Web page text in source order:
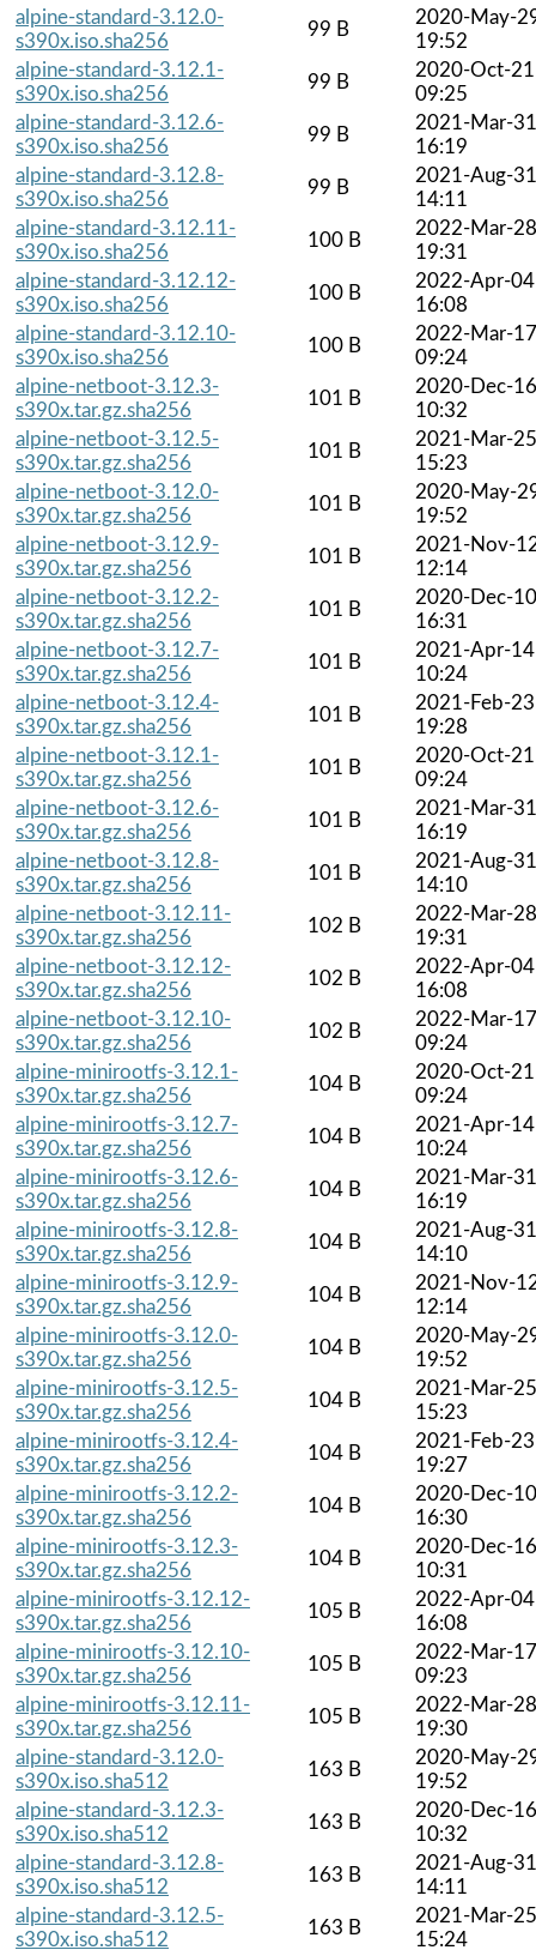
alpine-standard-3.12.0-
s390x.iso.sha256
99 B
2020-May-
19:52
alpine-standard-3.12.1-
s390x.iso.sha256
99 B
2020-Oct-21
09:25
alpine-standard-3.12.6-
s390x.iso.sha256
99 B
2021-Mar-31
16:19
alpine-standard-3.12.8-
s390x.iso.sha256
99 B
2021-Aug-31
14:11
alpine-standard-3.12.11-
s390x.iso.sha256
100 B
2022-Mar-28
19:31
alpine-standard-3.12.12-
s390x.iso.sha256
100 B
2022-Apr-04
16:08
alpine-standard-3.12.10-
s390x.iso.sha256
100 B
2022-Mar-17
09:24
alpine-netboot-3.12.3-
s390x.tar.gz.sha256
101 B
2020-Dec-16
10:32
alpine-netboot-3.12.5-
s390x.tar.gz.sha256
101 B
2021-Mar-25
15:23
alpine-netboot-3.12.0-
s390x.tar.gz.sha256
101 B
2020-May-
19:52
alpine-netboot-3.12.9-
s390x.tar.gz.sha256
101 B
2021-Nov-
12:14
alpine-netboot-3.12.2-
s390x.tar.gz.sha256
101 B
2020-Dec-10
16:31
alpine-netboot-3.12.7-
s390x.tar.gz.sha256
101 B
2021-Apr-14
10:24
alpine-netboot-3.12.4-
s390x.tar.gz.sha256
101 B
2021-Feb-23
19:28
alpine-netboot-3.12.1-
s390x.tar.gz.sha256
101 B
2020-Oct-21
09:24
alpine-netboot-3.12.6-
s390x.tar.gz.sha256
101 B
2021-Mar-31
16:19
alpine-netboot-3.12.8-
s390x.tar.gz.sha256
101 B
2021-Aug-31
14:10
alpine-netboot-3.12.11-
s390x.tar.gz.sha256
102 B
2022-Mar-28
19:31
alpine-netboot-3.12.12-
s390x.tar.gz.sha256
102 B
2022-Apr-04
16:08
alpine-netboot-3.12.10-
s390x.tar.gz.sha256
102 B
2022-Mar-17
09:24
alpine-minirootfs-3.12.1-
s390x.tar.gz.sha256
104 B
2020-Oct-21
09:24
alpine-minirootfs-3.12.7-
s390x.tar.gz.sha256
104 B
2021-Apr-14
10:24
alpine-minirootfs-3.12.6-
s390x.tar.gz.sha256
104 B
2021-Mar-31
16:19
alpine-minirootfs-3.12.8-
s390x.tar.gz.sha256
104 B
2021-Aug-31
14:10
alpine-minirootfs-3.12.9-
s390x.tar.gz.sha256
104 B
2021-Nov-
12:14
alpine-minirootfs-3.12.0-
s390x.tar.gz.sha256
104 B
2020-May-
19:52
alpine-minirootfs-3.12.5-
s390x.tar.gz.sha256
104 B
2021-Mar-25
15:23
alpine-minirootfs-3.12.4-
s390x.tar.gz.sha256
104 B
2021-Feb-23
19:27
alpine-minirootfs-3.12.2-
s390x.tar.gz.sha256
104 B
2020-Dec-10
16:30
alpine-minirootfs-3.12.3-
s390x.tar.gz.sha256
104 B
2020-Dec-16
10:31
alpine-minirootfs-3.12.12-
s390x.tar.gz.sha256
105 B
2022-Apr-04
16:08
alpine-minirootfs-3.12.10-
s390x.tar.gz.sha256
105 B
2022-Mar-17
09:23
alpine-minirootfs-3.12.11-
s390x.tar.gz.sha256
105 B
2022-Mar-28
19:30
alpine-standard-3.12.0-
s390x.iso.sha512
163 B
2020-May-
19:52
alpine-standard-3.12.3-
s390x.iso.sha512
163 B
2020-Dec-16
10:32
alpine-standard-3.12.8-
s390x.iso.sha512
163 B
2021-Aug-31
14:11
alpine-standard-3.12.5-
s390x.iso.sha512
163 B
2021-Mar-25
15:24